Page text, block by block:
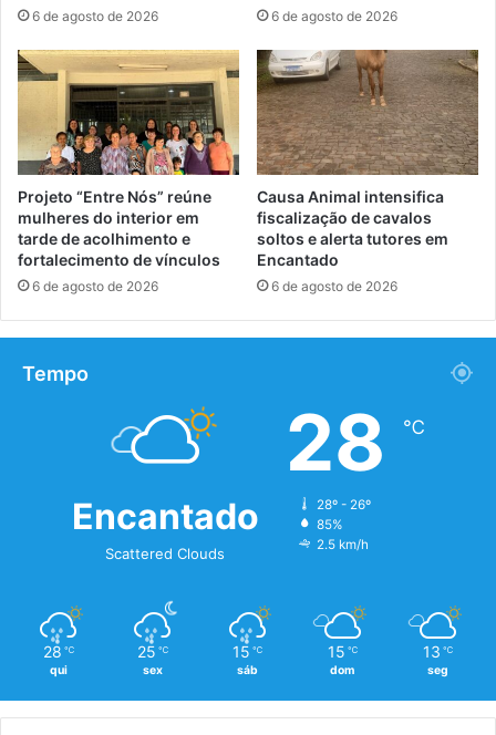
6 de agosto de 2026 6 de agosto de 2026
Projeto “Entre Nós” reúne
mulheres do interior em
tarde de acolhimento e
fortalecimento de vínculos
6 de agosto de 2026
Causa Animal intensifica
fiscalização de cavalos
soltos e alerta tutores em
Encantado
6 de agosto de 2026
Tempo
Encantado
Scattered Clouds
28 ℃
28º - 26º
85%
2.5 km/h
28 ℃
qui
25 ℃
sex
15 ℃
sáb
15 ℃
dom
13 ℃
seg